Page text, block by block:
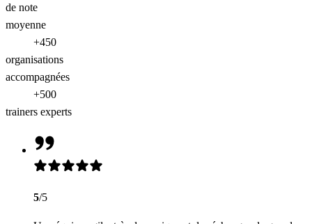
de note
moyenne
+450
organisations
accompagnées
+500
trainers experts
5/5